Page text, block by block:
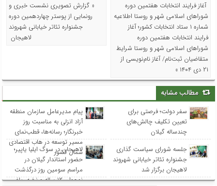
آغاز فرایند انتخابات هفتمین دوره
شوراهای اسلامی شهر و روستا اطلاعیه
شماره ۱ ستاد انتخابات کشور؛ آغاز
فرایند انتخابات هفتمین دوره
شوراهای اسلامی شهر و روستا شرایط
متقاضیان ثبت‌نام/ آغاز نام‌نویسی از
۲۱ دی ۱۴۰۴ »
« گزارش تصویری نشست خبری و
رونمایی از پوستر چهاردهمین دوره
جشنواره تئاتر خیابانی شهروند
لاهیجان
مطالب مشابه
سفر دولت؛ فرصتی برای
تعیین تکلیف چالش‌های
چندساله گیلان
پیام مدیرعامل سازمان منطقه
آزاد انزلی به مناسبت روز
خبرنگار؛ رسانه‌ها، قطب‌نمای
مسیر توسعه در هاب اقتصادی
شمال کشور
جلسه شورای سیاست گذاری
جشنواره تئاتر خیابانی شهروند
لاهیجان برگزار شد
لاهیجان در سوگ ایلیا یاپیر؛
حضور استاندار گیلان در
مراسم سومین روز درگذشت
نوجوان ۱۲ ساله و نخبه ریاضی